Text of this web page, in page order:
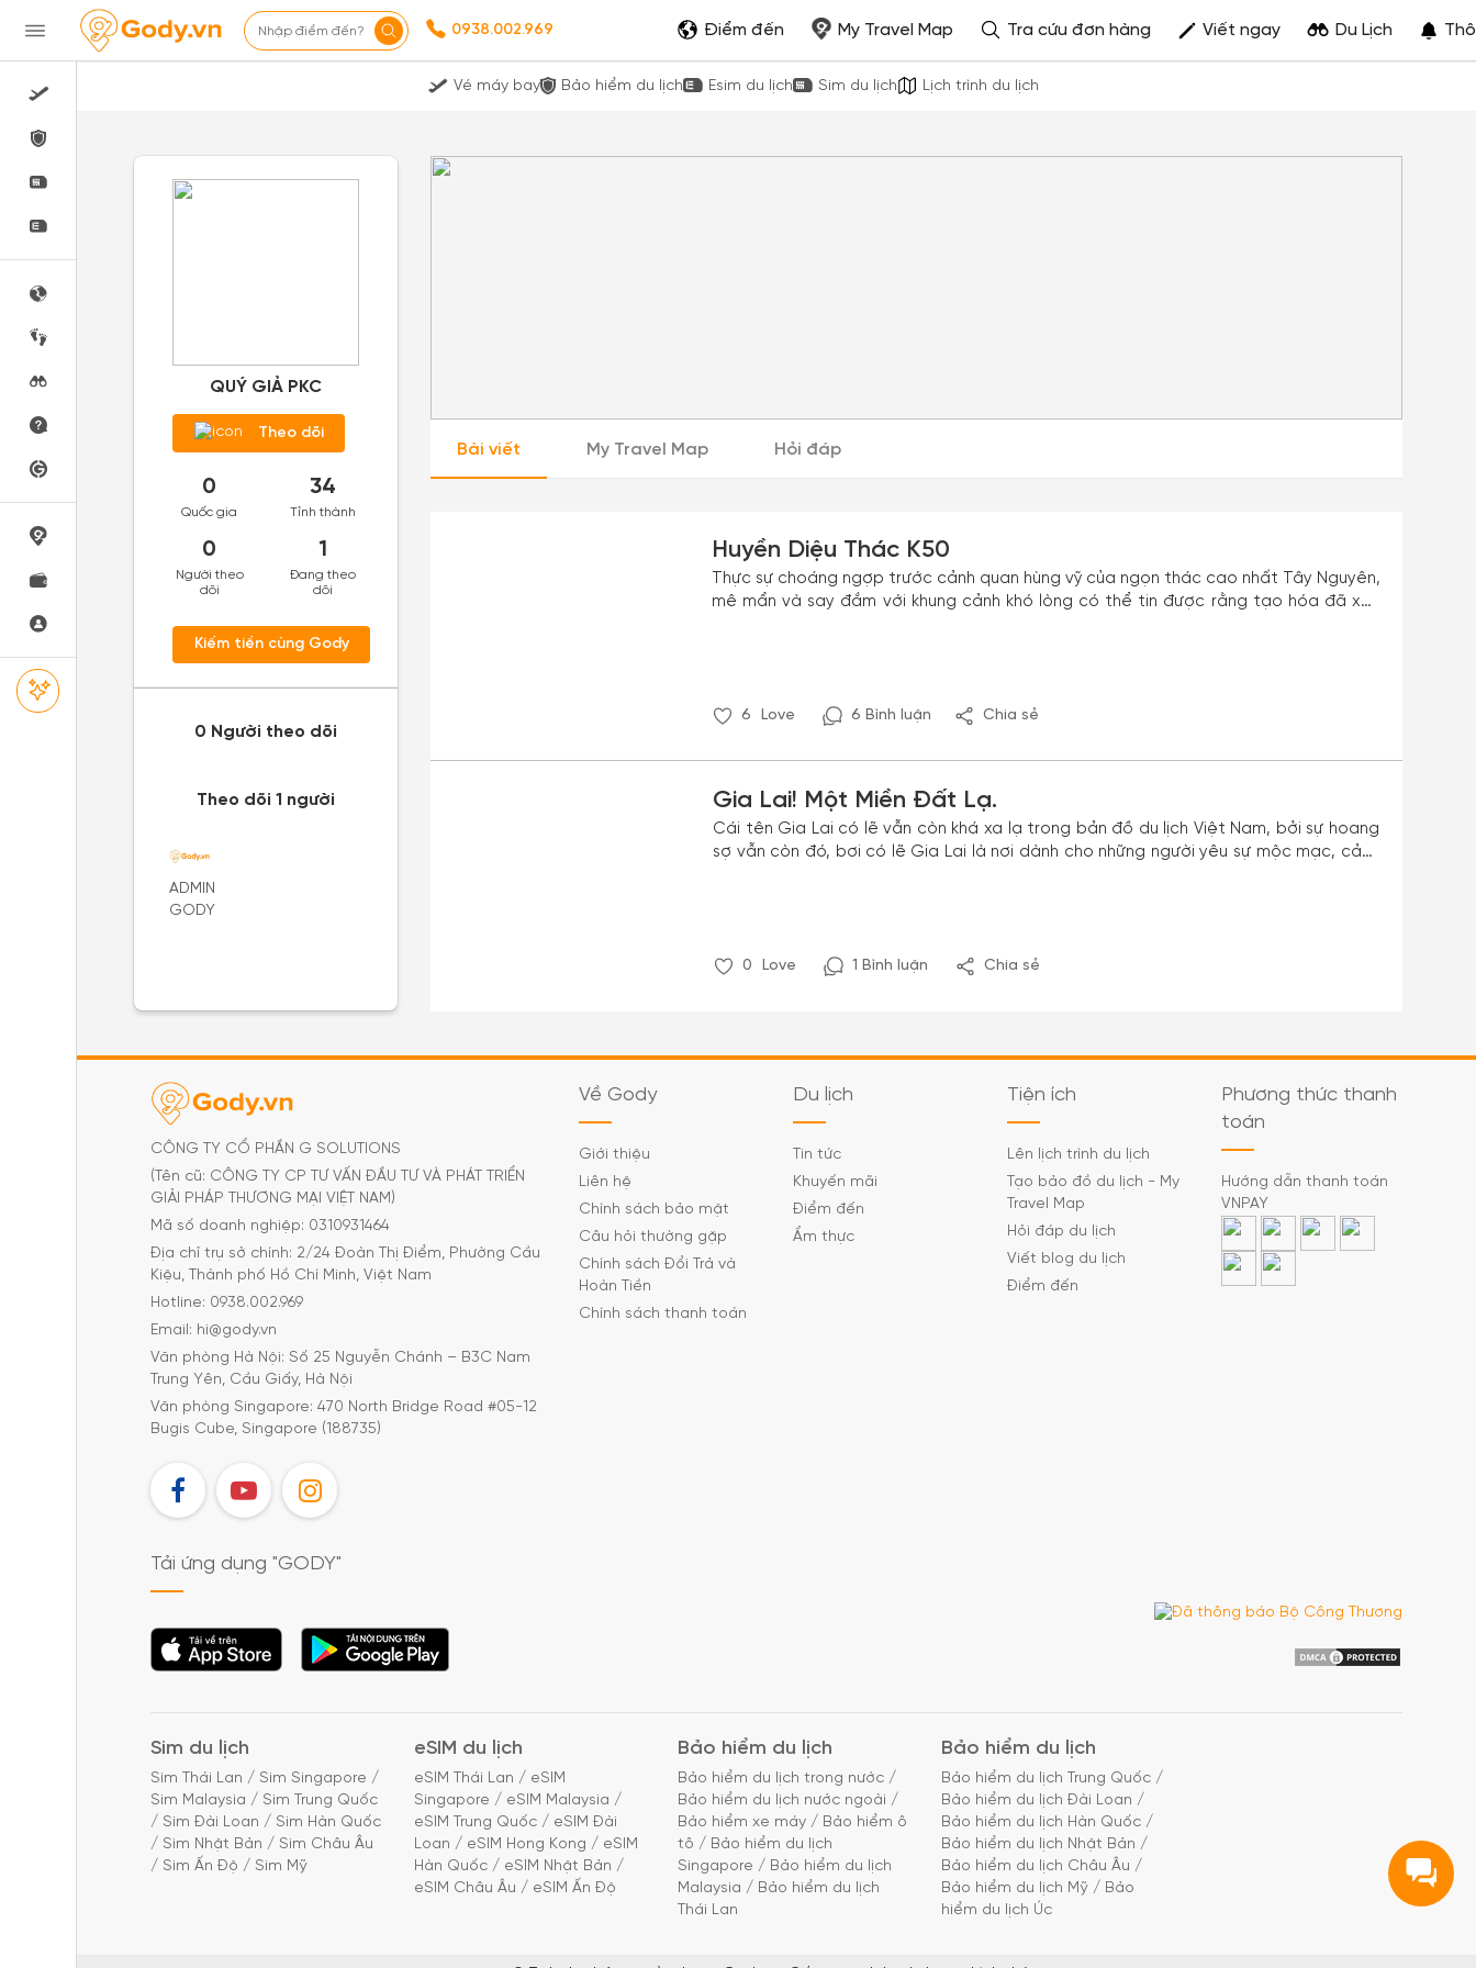
Nhập điểm đến? 0938.002.969 Điểm đến My Travel Map Tra cứu đơn hàng Viết ngay Du Lịch
Vé máy bay Bảo hiểm du lịch Esim du lịch Sim du lịch Lịch trình du lịch
QUÝ GIẢ PKC
Theo dõi
0
Quốc gia
34
Tỉnh thành
0
Người theo
dõi
1
Đang theo
dõi
Kiếm tiền cùng Gody
0 Người theo dõi
Theo dõi 1 người
ADMIN
GODY
Bài viết My Travel Map Hỏi đáp
Huyền Diệu Thác K50
Thực sự choáng ngợp trước cảnh quan hùng vỹ của ngọn thác cao nhất Tây Nguyên,
mê mẩn và say đắm với khung cảnh khó lòng có thể tin được rằng tạo hóa đã xây
6 Love 6 Bình luận Chia sẻ
Gia Lai! Một Miền Đất Lạ.
Cái tên Gia Lai có lẽ vẫn còn khá xa lạ trong bản đồ du lịch Việt Nam, bởi sự hoang
sợ vẫn còn đó, bơi có lẽ Gia Lai là nơi dành cho những người yêu sự mộc mạc, cảnh
0 Love 1 Bình luận Chia sẻ
CÔNG TY CỔ PHẦN G SOLUTIONS
(Tên cũ: CÔNG TY CP TƯ VẤN ĐẦU TƯ VÀ PHÁT TRIỂN
GIẢI PHÁP THƯƠNG MẠI VIỆT NAM)
Mã số doanh nghiệp: 0310931464
Địa chỉ trụ sở chính: 2/24 Đoàn Thị Điểm, Phường Cầu
Kiệu, Thành phố Hồ Chí Minh, Việt Nam
Hotline: 0938.002.969
Email: hi@gody.vn
Văn phòng Hà Nội: Số 25 Nguyễn Chánh – B3C Nam
Trung Yên, Cầu Giấy, Hà Nội
Văn phòng Singapore: 470 North Bridge Road #05-12
Bugis Cube, Singapore (188735)
FB YT IG
Về Gody
Giới thiệu
Liên hệ
Chính sách bảo mật
Câu hỏi thường gặp
Chính sách Đổi Trả và
Hoàn Tiền
Chính sách thanh toán
Du lịch
Tin tức
Khuyến mãi
Điểm đến
Ẩm thực
Tiện ích
Lên lịch trình du lịch
Tạo bảo đồ du lịch - My
Travel Map
Hỏi đáp du lịch
Viết blog du lịch
Điểm đến
Phương thức thanh
toán
Hướng dẫn thanh toán
VNPAY
Tải ứng dụng "GODY"
Tải ứng dụng Tải ứng dụng
Sim du lịch
Sim Thái Lan / Sim Singapore /
Sim Malaysia / Sim Trung Quốc
/ Sim Đài Loan / Sim Hàn Quốc
/ Sim Nhật Bản / Sim Châu Âu
/ Sim Ấn Độ / Sim Mỹ
eSIM du lịch
eSIM Thái Lan / eSIM
Singapore / eSIM Malaysia /
eSIM Trung Quốc / eSIM Đài
Loan / eSIM Hong Kong / eSIM
Hàn Quốc / eSIM Nhật Bản /
eSIM Châu Âu / eSIM Ấn Độ
Bảo hiểm du lịch
Bảo hiểm du lịch trong nước /
Bảo hiểm du lịch nước ngoài /
Bảo hiểm xe máy / Bảo hiểm ô
tô / Bảo hiểm du lịch
Singapore / Bảo hiểm du lịch
Malaysia / Bảo hiểm du lịch
Thái Lan
Bảo hiểm du lịch
Bảo hiểm du lịch Trung Quốc /
Bảo hiểm du lịch Đài Loan /
Bảo hiểm du lịch Hàn Quốc /
Bảo hiểm du lịch Nhật Bản /
Bảo hiểm du lịch Châu Âu /
Bảo hiểm du lịch Mỹ / Bảo
hiểm du lịch Úc